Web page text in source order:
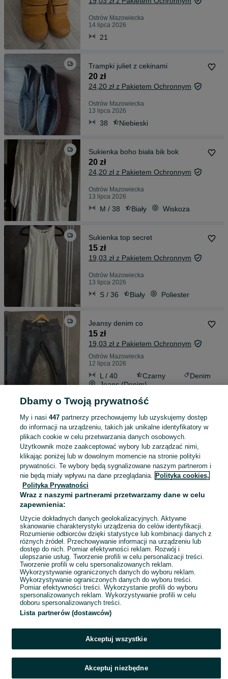
Ostrów Mazowiecka
14 lipca 2026
21
Trampki juliet z cekinami
20 zł
24,20 zł z Pakietem Ochronnym
Ostrów Mazowiecka
13 lipca 2026
38 Niebieski
Sukienka boho biała bik bok
20 zł
24,20 zł z Pakietem Ochronnym
Ostrów Mazowiecka
13 lipca 2026
M / 38 Biały Wiskoza
Sukienka top secret
15 zł
19,03 zł z Pakietem Ochronnym
Ostrów Mazowiecka
13 lipca 2026
S / 36 Biały Poliester
Jeansy denim co
15 zł
19,03 zł z Pakietem Ochronnym
Ostrów Mazowiecka
12 lipca 2026
L / 40 Czarny
Denim
Jeans (Denim)
Jeansy chill jeans
15 zł
19,03 zł z Pakietem Ochronnym
Ostrów Mazowiecka
12 lipca 2026
XL / 42
Niebieski
Jeans (Denim)
24,20 zł z Pakietem Ochronnym
Ostrów Mazowiecka
12 lipca 2026
XL / 42 Niebieski
Denim Co
Jeans (Denim)
Dbamy o Twoją prywatność
My i nasi 447partnerzy przechowujemy lub uzyskujemy dostęp
do informacji na urządzeniu, takich jak unikalne identyfikatory w
plikach cookie w celu przetwarzania danych osobowych.
Użytkownik może zaakceptować wybory lub zarządzać nimi,
klikając poniżej lub w dowolnym momencie na stronie polityki
prywatności. Te wybory będą sygnalizowane naszym partnerom i
nie będą miały wpływu na dane przeglądania. Polityka cookies,
Polityka Prywatności
Wraz z naszymi partnerami przetwarzamy dane w celu
zapewnienia:
Użycie dokładnych danych geolokalizacyjnych. Aktywne
skanowanie charakterystyki urządzenia do celów identyfikacji.
Rozumienie odbiorców dzięki statystyce lub kombinacji danych z
różnych źródeł. Przechowywanie informacji na urządzeniu lub
dostęp do nich. Pomiar efektywności reklam. Rozwój i
ulepszanie usług. Tworzenie profili w celu personalizacji treści.
Tworzenie profili w celu spersonalizowanych reklam.
Wykorzystywanie ograniczonych danych do wyboru reklam.
Wykorzystywanie ograniczonych danych do wyboru treści.
Pomiar efektywności treści. Wykorzystanie profili do wyboru
spersonalizowanych reklam. Wykorzystywanie profili w celu
doboru spersonalizowanych treści.
Lista partnerów (dostawców)
Akceptuj wszystkie
Akceptuj niezbędne